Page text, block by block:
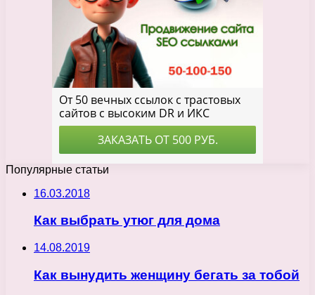
Популярные статьи
16.03.2018
Как выбрать утюг для дома
14.08.2019
Как вынудить женщину бегать за тобой